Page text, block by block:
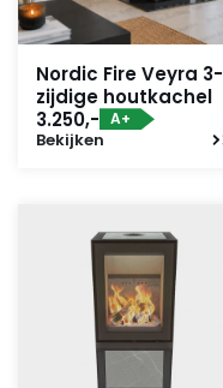
Nordic Fire Veyra 3-
zijdige houtkachel
3.250,- A+
Bekijken